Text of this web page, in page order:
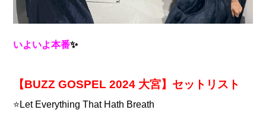
いよいよ本番✨
【BUZZ GOSPEL 2024 大宮】セットリスト
⭐Let Everything That Hath Breath